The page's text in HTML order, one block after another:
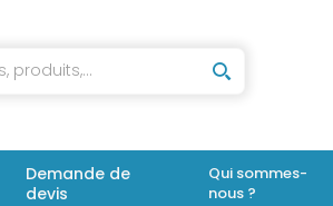
Demande de
devis
Qui sommes-
nous ?